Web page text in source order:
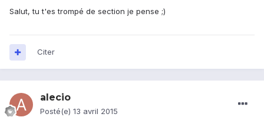
Salut, tu t'es trompé de section je pense ;)
Citer
alecio
Posté(e) 13 avril 2015